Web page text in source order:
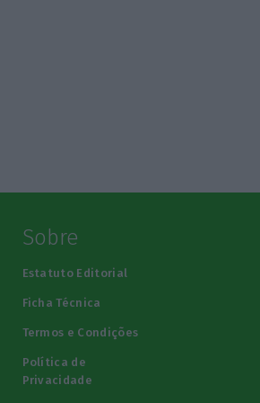
Sobre
Estatuto Editorial
Ficha Técnica
Termos e Condições
Política de
Privacidade